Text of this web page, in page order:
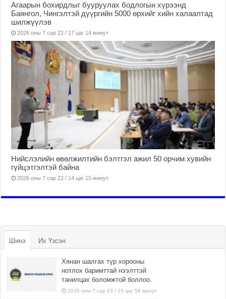
Агаарын бохирдлыг бууруулах бодлогын хүрээнд
Баянгол, Чингэлтэй дүүргийн 5000 өрхийг хийн халаалтад
шилжүүлэв
2026 оны 7 сар 22 / 17 цаг 14 минут
Нийслэлийн өвөлжилтийн бэлтгэл ажил 50 орчим хувийн
гүйцэтгэлтэй байна
2026 оны 7 сар 22 / 14 цаг 15 минут
Шинэ Их Үзсэн
Хянан шалгах түр хорооны
нотлох баримттай нээлттэй
танилцах боломжтой боллоо.
2026 оны 7 сар 23 / 15 цаг 58 минут